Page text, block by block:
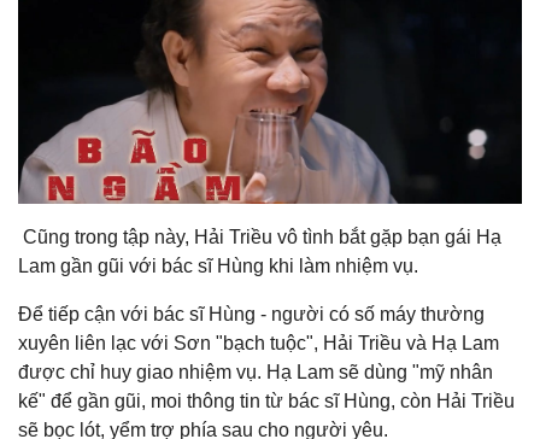
Cũng trong tập này, Hải Triều vô tình bắt gặp bạn gái Hạ
Lam gần gũi với bác sĩ Hùng khi làm nhiệm vụ.
Để tiếp cận với bác sĩ Hùng - người có số máy thường
xuyên liên lạc với Sơn "bạch tuộc", Hải Triều và Hạ Lam
được chỉ huy giao nhiệm vụ. Hạ Lam sẽ dùng "mỹ nhân
kế" để gần gũi, moi thông tin từ bác sĩ Hùng, còn Hải Triều
sẽ bọc lót, yểm trợ phía sau cho người yêu.